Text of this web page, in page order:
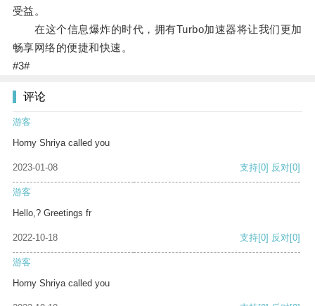
受益。
在这个信息爆炸的时代，拥有Turbo加速器将让我们更加
畅享网络的便捷和快速。
#3#
评论
游客
Horny Shriya called you
2023-01-08 支持[0] 反对[0]
游客
Hello,? Greetings fr
2022-10-18 支持[0] 反对[0]
游客
Horny Shriya called you